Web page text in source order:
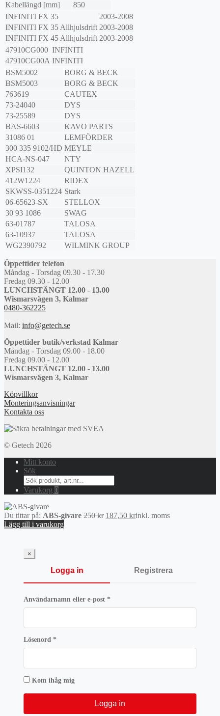
Kabellängd [mm]
850
INFINITI FX 35
2003-2008
INFINITI FX 35 Allhjulsdrift 2003-2008
INFINITI FX 45 Allhjulsdrift 2003-2008
47910CG000 INFINITI
47910CG00A INFINITI
BSM5002
BORG & BECK
BSM5003
BORG & BECK
763619
CAUTEX
73-24040
DYS
73-25589
DYS
BAS-6603
KAVO PARTS
31086 01
LEMFÖRDER
300 335 9102/HD MEYLE
HCA-NS-047
NTY
XPSI132
QUINTON HAZELL
412W1224
RIDEX
SKWSS-0351224 Stark
06-65623-SX
STELLOX
30 93 1086
SWAG
63-01787
TALOSA
63-10937
TALOSA
WG2390792
WILMINK GROUP
Öppettider telefon
Måndag - Torsdag 09.30 - 17.30
Fredag 09.30 - 12.00
LUNCHSTÄNGT 12.00 - 13.00
Wismarsvägen 3, Kalmar
0480-362225
Mail: info@getech.se
Öppettider butik/verkstad Kalmar
Måndag - Torsdag 09.00 - 18.00
Fredag 09.00 - 12.00
LUNCHSTÄNGT 12.00 - 13.00
Wismarsvägen 3, Kalmar
Köpvillkor
Monteringsanvisningar
Kontakta oss
© Getech 2026
Mitt konto
Sök
Search
for:
Varukorg 0
Du tittar på: ABS-givare 250kr Det
187,50 krDet
inkl. moms
Lägg till i varukorg
×
Logga in Registrera
Användarnamn eller e-post *Obligatoriskt
Lösenord *Obligatoriskt
Kom ihåg mig
Logga in